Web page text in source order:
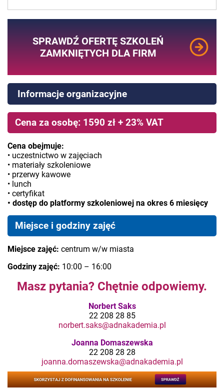
SPRAWDŹ OFERTĘ SZKOLEŃ
ZAMKNIĘTYCH DLA FIRM
Informacje organizacyjne
Cena za osobę: 1590 zł + 23% VAT
Cena obejmuje:
• uczestnictwo w zajęciach
• materiały szkoleniowe
• przerwy kawowe
• lunch
• certyfikat
• dostęp do platformy szkoleniowej na okres 6 miesięcy
Miejsce i godziny zajęć
Miejsce zajęć: centrum w/w miasta
Godziny zajęć: 10:00 – 16:00
Masz pytania? Chętnie odpowiemy.
Norbert Saks
22 208 28 85
norbert.saks@adnakademia.pl
Joanna Domaszewska
22 208 28 28
joanna.domaszewska@adnakademia.pl